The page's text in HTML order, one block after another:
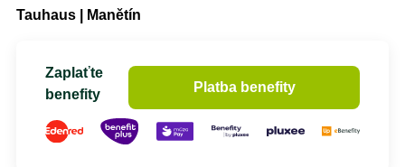
Tauhaus | Manětín
Zaplaťte
benefity
Platba benefity